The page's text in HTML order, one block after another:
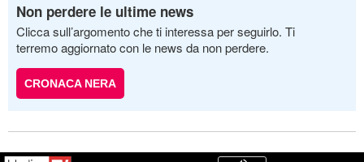
Non perdere le ultime news
Clicca sull’argomento che ti interessa per seguirlo. Ti
terremo aggiornato con le news da non perdere.
CRONACA NERA